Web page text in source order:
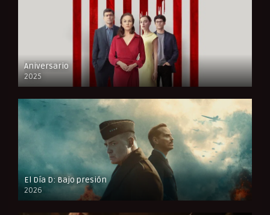
Aniversario
2025
FULL HD
El Día D: Bajo presión
2026